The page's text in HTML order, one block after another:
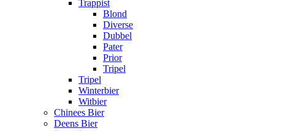
Trappist
Blond
Diverse
Dubbel
Pater
Prior
Tripel
Tripel
Winterbier
Witbier
Chinees Bier
Deens Bier